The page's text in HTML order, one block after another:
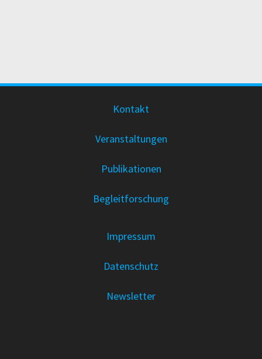
Kontakt
Veranstaltungen
Publikationen
Begleitforschung
Impressum
Datenschutz
Newsletter